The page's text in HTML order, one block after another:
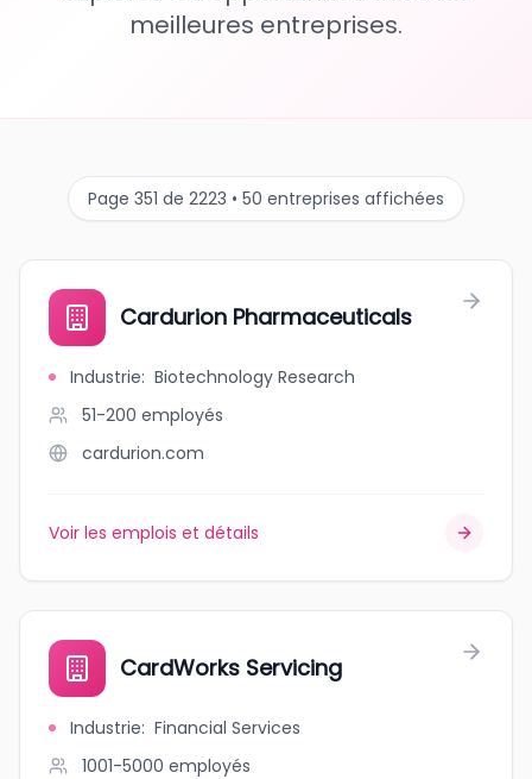
meilleures entreprises.
Page 351 de 2223 • 50 entreprises affichées
Cardurion Pharmaceuticals
Industrie: Biotechnology Research
51-200 employés
cardurion.com
Voir les emplois et détails
CardWorks Servicing
Industrie: Financial Services
1001-5000 employés